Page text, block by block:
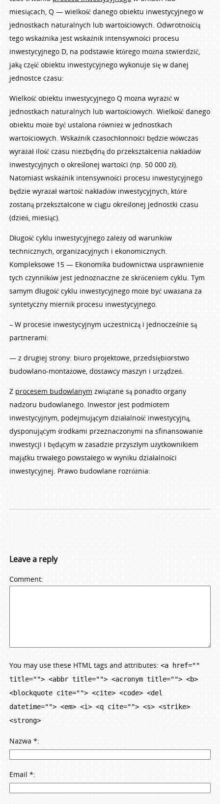
miesiącach, Q — wielkość danego obiektu inwestycyjnego w
jednostkach naturalnych lub wartościowych. Odwrotnością
tego wskaźnika jest wskaźnik intensywności procesu
inwestycyjnego D, na podstawie którego można stwierdzić,
jaką część obiektu inwestycyjnego wykonuje się w danej
jednostce czasu:
Wielkość obiektu inwestycyjnego Q można wyrazić w
jednostkach naturalnych lub wartościowych. Wielkość danego
obiektu może być ustalona również w jednostkach
wartościowych. Wskaźnik czasochłonności będzie wówczas
wyrażał ilość czasu niezbędną do przekształcenia nakładów
inwestycyjnych o określonej wartości (np. 50 000 zł).
Natomiast wskaźnik intensywności procesu inwestycyjnego
będzie wyrażał wartość nakładów inwestycyjnych, które
zostaną przekształcone w ciągu określonej jednostki czasu
(dzień, miesiąc).
Długość cyklu inwestycyjnego zależy od warunków
technicznych, organizacyjnych i ekonomicznych.
Kompleksowe 15 — Ekonomika budownictwa usprawnienie
tych czynników jest jednoznaczne ze skróceniem cyklu. Tym
samym długość cyklu inwestycyjnego może być uważana za
syntetyczny miernik procesu inwestycyjnego.
– W procesie inwestycyjnym uczestniczą i jednocześnie są
partnerami:
— z drugiej strony: biuro projektowe, przedsiębiorstwo
budowlano-montażowe, dostawcy maszyn i urządzeń.
Z procesem budowlanym związane są ponadto organy
nadzoru budowlanego. Inwestor jest podmiotem
inwestycyjnym, podejmującym działalność inwestycyjną,
dysponującym środkami przeznaczonymi na sfinansowanie
inwestycji i będącym w zasadzie przyszłym użytkownikiem
majątku trwałego powstałego w wyniku działalności
inwestycyjnej. Prawo budowlane rozróżnia:
Leave a reply
Comment
You may use these HTML tags and attributes: <a href=""
title=""> <abbr title=""> <acronym title=""> <b>
<blockquote cite=""> <cite> <code> <del
datetime=""> <em> <i> <q cite=""> <s> <strike>
<strong>
Nazwa *
Email *